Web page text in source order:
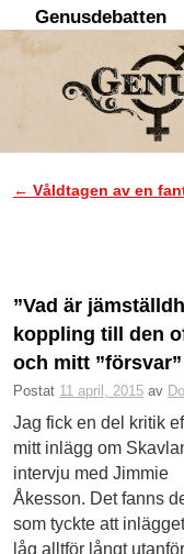
Genusdebatten
Inläggsnavigering
← Våldtagen av en
”Vad är
koppling till den
och mitt
Postat 11 april, 2015 av
Jag fick en del kritik
mitt inlägg om
intervju med Jimmie
Åkesson. Det fanns
som tyckte att inlägget
låg alltför långt utanför